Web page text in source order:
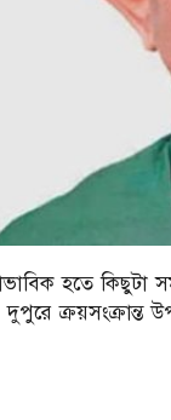
হতে
ক্রয়সংক্রান্ত